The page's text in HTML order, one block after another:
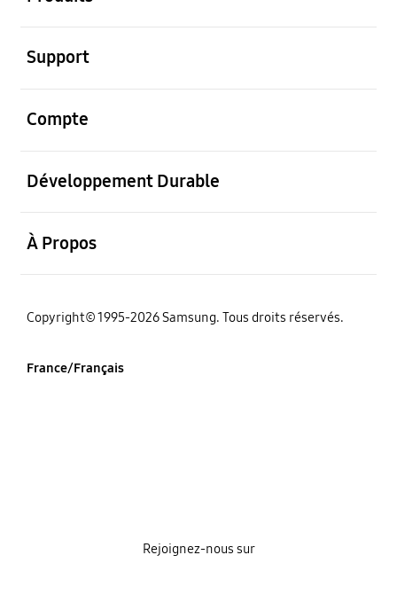
Support
Compte
Développement Durable
À Propos
‌Copyright© 1995-2026 Samsung. Tous droits réservés.
France/Français
Rejoignez-nous sur